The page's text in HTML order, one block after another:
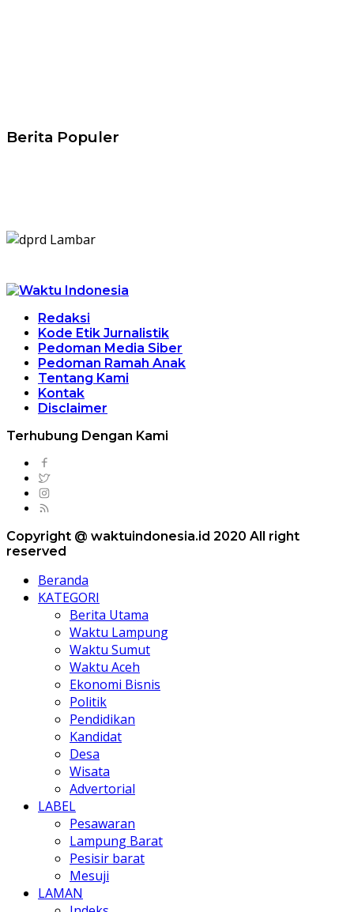
Berita Populer
Redaksi
Kode Etik Jurnalistik
Pedoman Media Siber
Pedoman Ramah Anak
Tentang Kami
Kontak
Disclaimer
Terhubung Dengan Kami
Copyright @ waktuindonesia.id 2020 All right
reserved
Beranda
KATEGORI
Berita Utama
Waktu Lampung
Waktu Sumut
Waktu Aceh
Ekonomi Bisnis
Politik
Pendidikan
Kandidat
Desa
Wisata
Advertorial
LABEL
Pesawaran
Lampung Barat
Pesisir barat
Mesuji
LAMAN